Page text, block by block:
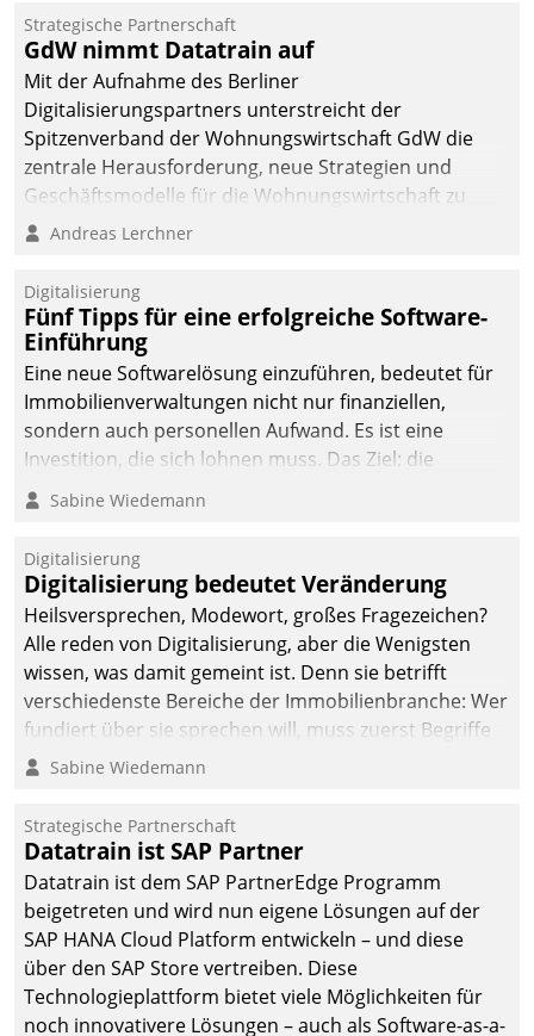
kommunale Wohnungsbauunternehmen daher
gemeinsam mit der Berliner Datatrain GmbH den
Teilprozess der Objektsanierung digitalisiert.
Strategische Partnerschaft
GdW nimmt Datatrain auf
Mit der Aufnahme des Berliner
Digitalisierungspartners unterstreicht der
Spitzenverband der Wohnungswirtschaft GdW die
zentrale Herausforderung, neue Strategien und
Geschäftsmodelle für die Wohnungswirtschaft zu
entwickeln.
Andreas Lerchner
Digitalisierung
Fünf Tipps für eine erfolgreiche Software-
Einführung
Eine neue Softwarelösung einzuführen, bedeutet für
Immobilienverwaltungen nicht nur finanziellen,
sondern auch personellen Aufwand. Es ist eine
Investition, die sich lohnen muss. Das Ziel: die
nachhaltige Optimierung der Geschäftsabläufe. Damit
dieses Ziel erreicht wird, sollten einige Grundregeln
Sabine Wiedemann
Digitalisierung
Digitalisierung bedeutet Veränderung
Heilsversprechen, Modewort, großes Fragezeichen?
Alle reden von Digitalisierung, aber die Wenigsten
wissen, was damit gemeint ist. Denn sie betrifft
verschiedenste Bereiche der Immobilienbranche: Wer
fundiert über sie sprechen will, muss zuerst Begriffe
klären. Ein Aspekt ist die betriebliche Optimierung:
Einsparungen durch optimierte und automatisierte
Prozesse. Doch man darf nicht zu viel erwarten: Allein
mit der Einführung einer neuen Software ist es nicht
getan. Die Digitalisierung erfordert von Unternehmen
die Bereitschaft, sich zu überprüfen, zu hinterfragen
und zu verändern.
Sabine Wiedemann
Strategische Partnerschaft
Datatrain ist SAP Partner
Datatrain ist dem SAP PartnerEdge Programm
beigetreten und wird nun eigene Lösungen auf der
SAP HANA Cloud Platform entwickeln – und diese
über den SAP Store vertreiben. Diese
Technologieplattform bietet viele Möglichkeiten für
noch innovativere Lösungen – auch als Software-as-a-